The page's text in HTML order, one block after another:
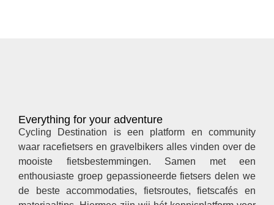
Everything for your adventure
Cycling Destination is een platform en community
waar racefietsers en gravelbikers alles vinden over de
mooiste fietsbestemmingen. Samen met een
enthousiaste groep gepassioneerde fietsers delen we
de beste accommodaties, fietsroutes, fietscafés en